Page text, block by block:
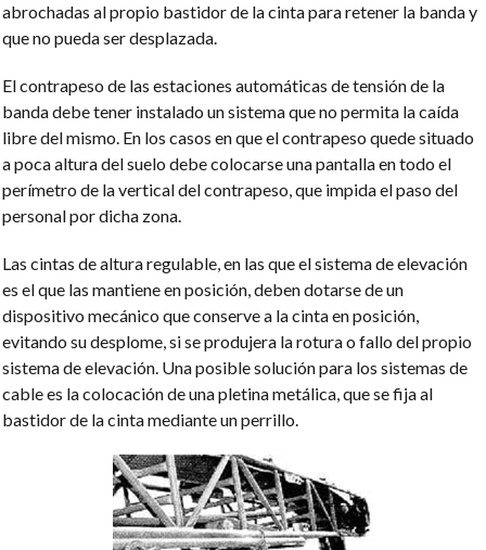
abrochadas al propio bastidor de la cinta para retener la banda y
que no pueda ser desplazada.
El contrapeso de las estaciones automáticas de tensión de la
banda debe tener instalado un sistema que no permita la caída
libre del mismo. En los casos en que el contrapeso quede situado
a poca altura del suelo debe colocarse una pantalla en todo el
perímetro de la vertical del contrapeso, que impida el paso del
personal por dicha zona.
Las cintas de altura regulable, en las que el sistema de elevación
es el que las mantiene en posición, deben dotarse de un
dispositivo mecánico que conserve a la cinta en posición,
evitando su desplome, si se produjera la rotura o fallo del propio
sistema de elevación. Una posible solución para los sistemas de
cable es la colocación de una pletina metálica, que se fija al
bastidor de la cinta mediante un perrillo.